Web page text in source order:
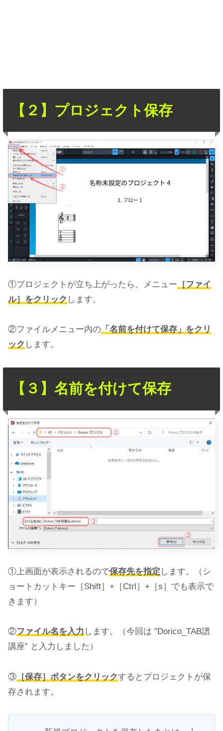
【２】プロジェクト保存
①プロジェクトが立ち上がったら、メニュー ［ファイ
ル］をクリック します。
②ファイルメニュー内の 「名前を付けて保存」をクリ
ック します。
【３】名前を付けて保存
①上画面が表示されるので保存先を指定 します。（シ
ョートカットキー［Shift］+［Ctrl］+［s］でも表示で
きます）
②ファイル名を入力 します。（今回は ”Dorico_TAB譜
講座” と入力しました）
③ ［保存］ボタンをクリックするとプロジェクトが保
存されます。